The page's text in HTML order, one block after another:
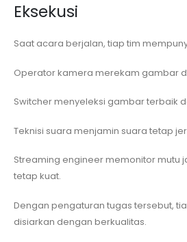
Eksekusi
Saat acara berjalan, tiap tim
Operator kamera merekam gambar
Switcher menyeleksi gambar terbaik
Teknisi suara menjamin suara tetap
Streaming engineer memonitor mutu
tetap kuat.
Dengan pengaturan tugas tersebut,
disiarkan dengan berkualitas.